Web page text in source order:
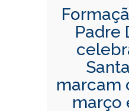
Padre
marcam
março